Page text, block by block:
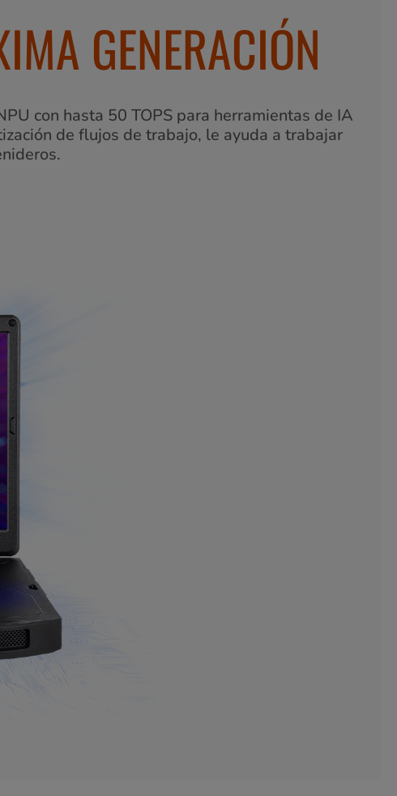
GENERACIÓN
con hasta 50 TOPS para herramientas de IA
de flujos de trabajo, le ayuda a trabajar